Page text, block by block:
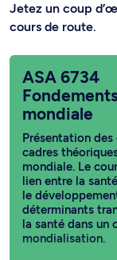
Jetez un coup
cours de route.
ASA 6734
mondiale
Présentation
cadres
mondiale. Le
lien entre la
le
déterminants
la santé dans un
mondialisation.